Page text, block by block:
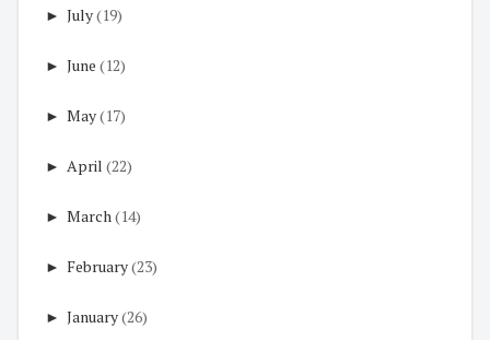
► July(19)
► June (12)
► May(17)
► April (22)
► March(14)
► February(23)
► January(26)